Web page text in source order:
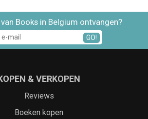
Books in Belgium ontvangen?
GO!
& VERKOPEN
Reviews
Boeken kopen